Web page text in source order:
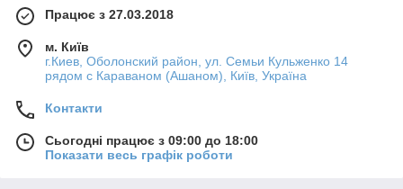
Працює з 27.03.2018
м. Київ
г.Киев, Оболонский район, ул. Семьи Кульженко 14
рядом с Караваном (Ашаном), Київ, Україна
Контакти
Сьогодні працює з 09:00 до 18:00
Показати весь графік роботи